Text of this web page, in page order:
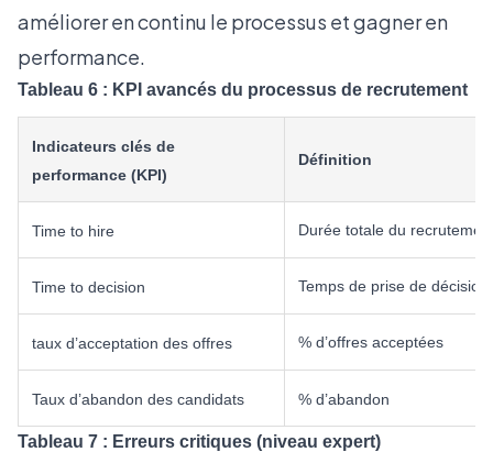
améliorer en continu le processus et gagner en
performance.
Tableau 6 : KPI avancés du processus de recrutement
Indicateurs clés de
performance (KPI)
Définition
Time to hire Durée totale du
Time to decision Temps de prise de décision
taux d’acceptation des offres % d’offres acceptées
Taux d’abandon des candidats % d’abandon
Tableau 7 : Erreurs critiques (niveau expert)